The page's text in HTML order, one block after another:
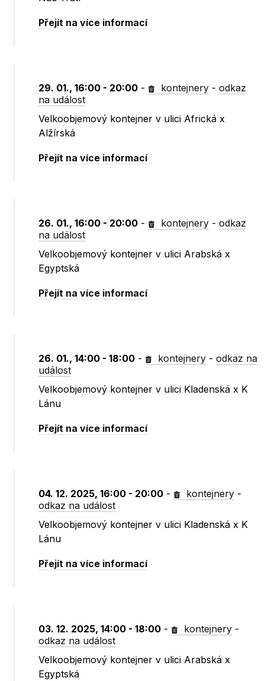
Přejít na více informací
29. 01., 16:00 - 20:00 - kontejnery -odkaz
na událost
Velkoobjemový kontejner v ulici Africká x
Alžírská
Přejít na více informací
26. 01., 16:00 - 20:00 - kontejnery -odkaz
na událost
Velkoobjemový kontejner v ulici Arabská x
Egyptská
Přejít na více informací
26. 01., 14:00 - 18:00 - kontejnery -odkaz na
událost
Velkoobjemový kontejner v ulici Kladenská x K
Lánu
Přejít na více informací
04. 12. 2025, 16:00 - 20:00 - kontejnery -
odkaz na událost
Velkoobjemový kontejner v ulici Kladenská x K
Lánu
Přejít na více informací
03. 12. 2025, 14:00 - 18:00 - kontejnery -
odkaz na událost
Velkoobjemový kontejner v ulici Arabská x
Egyptská